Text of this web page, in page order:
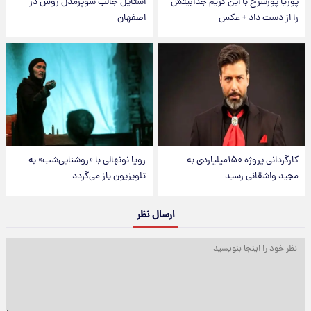
را از دست داد + عکس
اصفهان
کارگردانی پروژه ۱۵۰میلیاردی به
مجید واشقانی رسید
رویا نونهالی با «روشنایی‌شب» به
تلویزیون باز می‌گردد
ارسال نظر